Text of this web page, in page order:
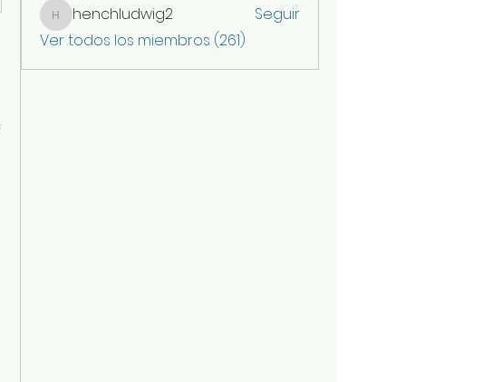
henchludwig2
henchludwig2
Seguir
Ver todos los miembros (261)